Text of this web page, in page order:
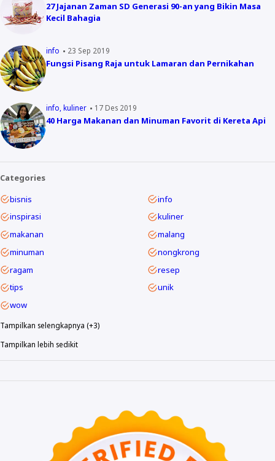
27 Jajanan Zaman SD Generasi 90-an yang Bikin Masa
Kecil Bahagia
info 23 Sep 2019
Fungsi Pisang Raja untuk Lamaran dan Pernikahan
info kuliner 17 Des 2019
40 Harga Makanan dan Minuman Favorit di Kereta Api
Categories
bisnis
info
inspirasi
kuliner
makanan
malang
minuman
nongkrong
ragam
resep
tips
unik
wow
Tampilkan selengkapnya (+3)
Tampilkan lebih sedikit